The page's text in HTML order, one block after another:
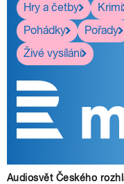
Hry a četby
Krimi
Pohádky
Pořady
Živé vysílání
Audiosvět Českého